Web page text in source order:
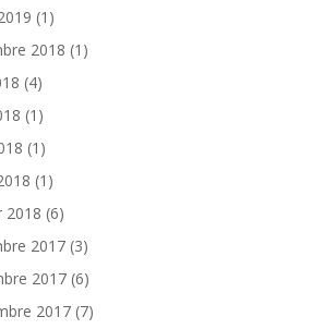
(1)
2018 (1)
(4)
(1)
(1)
(1)
2018 (6)
2017 (3)
2017 (6)
2017 (7)